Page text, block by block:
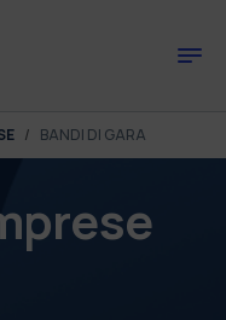
BANDI DI GARA